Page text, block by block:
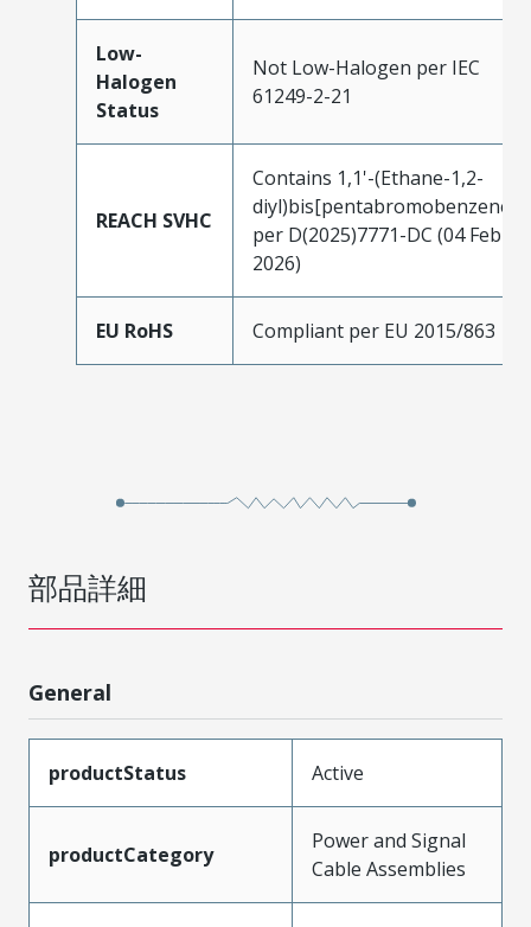
Low-
Halogen
Status
Not Low-Halogen per IEC
61249-2-21
REACH SVHC
Contains 1,1'-(Ethane-1,2-
diyl)bis[pentabromobenzene]
per D(2025)7771-DC (04 Feb
2026)
EU RoHS Compliant per EU 2015/863
部品詳細
General
productStatus Active
productCategory
Power and Signal
Cable Assemblies